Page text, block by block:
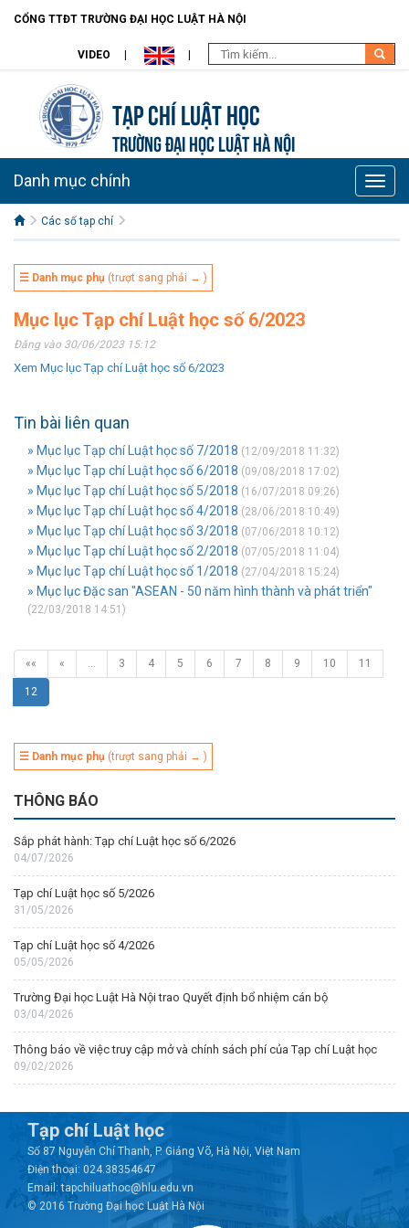
CỔNG TTĐT TRƯỜNG ĐẠI HỌC LUẬT HÀ NỘI
VIDEO
Tạp chí Luật học
TRƯỜNG ĐẠI HỌC LUẬT HÀ NỘI
Toggle
Danh mục chính
Các số tạp chí
☰ Danh mục phụ (trượt sang phải → )
Mục lục Tạp chí Luật học số 6/2023
Đăng vào 30/06/2023 15:12
Xem Mục lục Tạp chí Luật học số 6/2023
Tin bài liên quan
» Mục lục Tạp chí Luật học số 7/2018 (12/09/2018 11:32)
» Mục lục Tạp chí Luật học số 6/2018 (09/08/2018 17:02)
» Mục lục Tạp chí Luật học số 5/2018 (16/07/2018 09:26)
» Mục lục Tạp chí Luật học số 4/2018 (28/06/2018 10:49)
» Mục lục Tạp chí Luật học số 3/2018 (07/06/2018 10:12)
» Mục lục Tạp chí Luật học số 2/2018 (07/05/2018 11:04)
» Mục lục Tạp chí Luật học số 1/2018 (27/04/2018 15:24)
» Mục lục Đặc san "ASEAN - 50 năm hình thành và phát triển"
(22/03/2018 14:51)
«« « … 3 4 5 6 7 8 9 10 11
12
☰ Danh mục phụ (trượt sang phải → )
THÔNG BÁO
Sắp phát hành: Tạp chí Luật học số 6/2026
04/07/2026
Tạp chí Luật học số 5/2026
31/05/2026
Tạp chí Luật học số 4/2026
05/05/2026
Trường Đại học Luật Hà Nội trao Quyết định bổ nhiệm cán bộ
03/04/2026
Thông báo về việc truy cập mở và chính sách phí của Tạp chí Luật học
09/02/2026
Tạp chí Luật học
Số 87 Nguyễn Chí Thanh, P. Giảng Võ, Hà Nội, Việt Nam
Điện thoại: 024.38354647
Email: tapchiluathoc@hlu.edu.vn
© 2016 Trường Đại học Luật Hà Nội